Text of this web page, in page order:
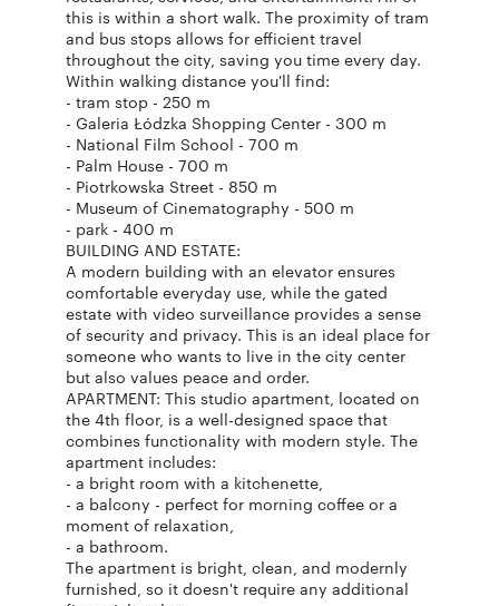
this is within a short walk. The proximity of tram
and bus stops allows for efficient travel
throughout the city, saving you time every day.
Within walking distance you'll find:
- tram stop - 250 m
- Galeria Łódzka Shopping Center - 300 m
- National Film School - 700 m
- Palm House - 700 m
- Piotrkowska Street - 850 m
- Museum of Cinematography - 500 m
- park - 400 m
BUILDING AND ESTATE:
A modern building with an elevator ensures
comfortable everyday use, while the gated
estate with video surveillance provides a sense
of security and privacy. This is an ideal place for
someone who wants to live in the city center
but also values peace and order.
APARTMENT: This studio apartment, located on
the 4th floor, is a well-designed space that
combines functionality with modern style. The
apartment includes:
- a bright room with a kitchenette,
- a balcony - perfect for morning coffee or a
moment of relaxation,
- a bathroom.
The apartment is bright, clean, and modernly
furnished, so it doesn't require any additional